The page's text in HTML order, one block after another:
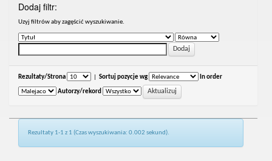
Dodaj filtr:
Uzyj filtrów aby zagęścić wyszukiwanie.
Rezultaty/Strona Sortuj pozycje wg In order
Autorzy/rekord
Rezultaty 1-1 z 1 (Czas wyszukiwania: 0.002 sekund).